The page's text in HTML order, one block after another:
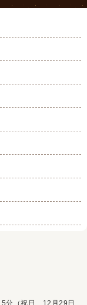
分（祝日、12月29日